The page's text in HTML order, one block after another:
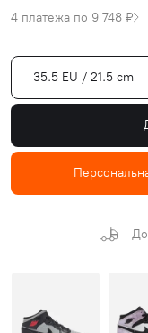
4 платежа по 9 748 ₽
35.5 EU / 21.5 cm